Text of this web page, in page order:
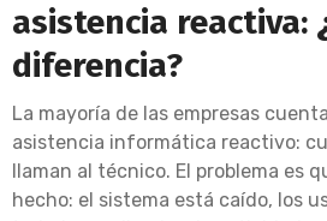
asistencia reactiva:
diferencia?
La mayoría de las empresas
asistencia informática reactivo:
llaman al técnico. El problema es
hecho: el sistema está caído, los